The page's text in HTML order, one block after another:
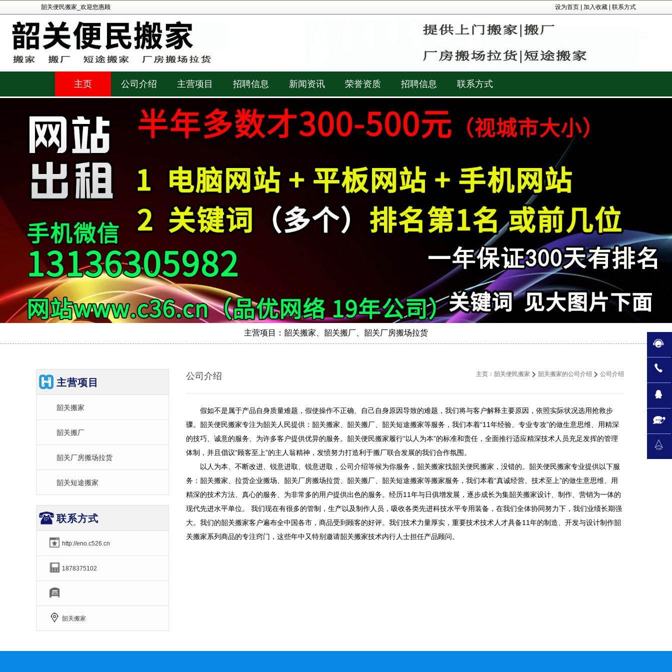
韶关便民搬家_欢迎您惠顾 设为首页 加入收藏 联系方式
主页 公司介绍 主营项目 招聘信息 新闻资讯 荣誉资质 招聘信息 联系方式
主营项目：韶关搬家、韶关搬厂、韶关厂房搬场拉货
公司介绍 主页： 韶关便民搬家 韶关搬家的公司介绍 公司介绍
假如不是属于产品自身质量难题，假使操作不正确、自己自身原因导致的难题，我们将与客户解释主要原因，依照实际状况选用抢救步
骤。韶关便民搬家专注为韶关人民提供：韶关搬家、韶关搬厂、韶关短途搬家等服务，我们本着“11年经验、专业专攻”的做生意思维、用精深
的技巧、诚意的服务、为许多客户提供优异的服务。韶关便民搬家履行“以人为本”的标准和责任，全面推行适应精深技术人员充足发挥的管理
体制，并且倡议“顾客至上”的主人翁精神，发愤努力打造利于搬厂联合发展的我们合作氛围。
以人为本、不断改进、锐意进取、锐意进取，公司介绍等候为你服务，韶关搬家找韶关便民搬家，没错的。韶关便民搬家专业提供以下服
务：韶关搬家、拉货企业搬场、韶关厂房搬场拉货、韶关搬厂、韶关短途搬家等搬家服务，我们本着“真诚经营、技术至上”的做生意思维、用
精深的技术方法、真心的服务、为非常多的用户提供出色的服务。经历11年与日俱增发展，逐步成长为集韶关搬家设计、制作、营销为一体的
现代先进水平单位。 我们现在有很多的管制，生产以及制作人员，吸收各类先进科技水平专用装备，在我们全体协同努力下，我们业绩长期强
大。我们的韶关搬家客户遍布全中国各市，商品受到顾客的好评。我们技术力量厚实，重要技术技术人才具备11年的制造、开发与设计制作韶
关搬家系列商品的专注窍门，这些年中又特别邀请韶关搬家技术内行人士担任产品顾问。
主营项目
韶关搬家
韶关搬厂
韶关厂房搬场拉货
韶关短途搬家
联系方式
http://eno.c526.cn
1878375102
韶关搬家